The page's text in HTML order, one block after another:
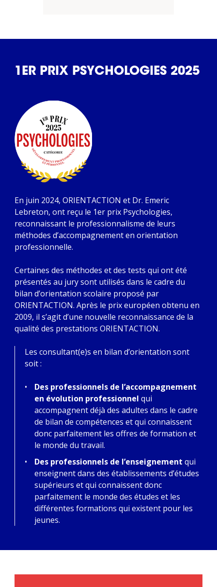
1ER PRIX PSYCHOLOGIES 2025
En juin 2024, ORIENTACTION et Dr. Emeric
Lebreton, ont reçu le 1er prix Psychologies,
reconnaissant le professionnalisme de leurs
méthodes d’accompagnement en orientation
professionnelle.
Certaines des méthodes et des tests qui ont été
présentés au jury sont utilisés dans le cadre du
bilan d’orientation scolaire proposé par
ORIENTACTION. Après le prix européen obtenu en
2009, il s’agit d’une nouvelle reconnaissance de la
qualité des prestations ORIENTACTION.
Les consultant(e)s en bilan d’orientation sont
soit :
Des professionnels de l’accompagnement
en évolution professionnel qui
accompagnent déjà des adultes dans le cadre
de bilan de compétences et qui connaissent
donc parfaitement les offres de formation et
le monde du travail.
Des professionnels de l’enseignement qui
enseignent dans des établissements d’études
supérieurs et qui connaissent donc
parfaitement le monde des études et les
différentes formations qui existent pour les
jeunes.